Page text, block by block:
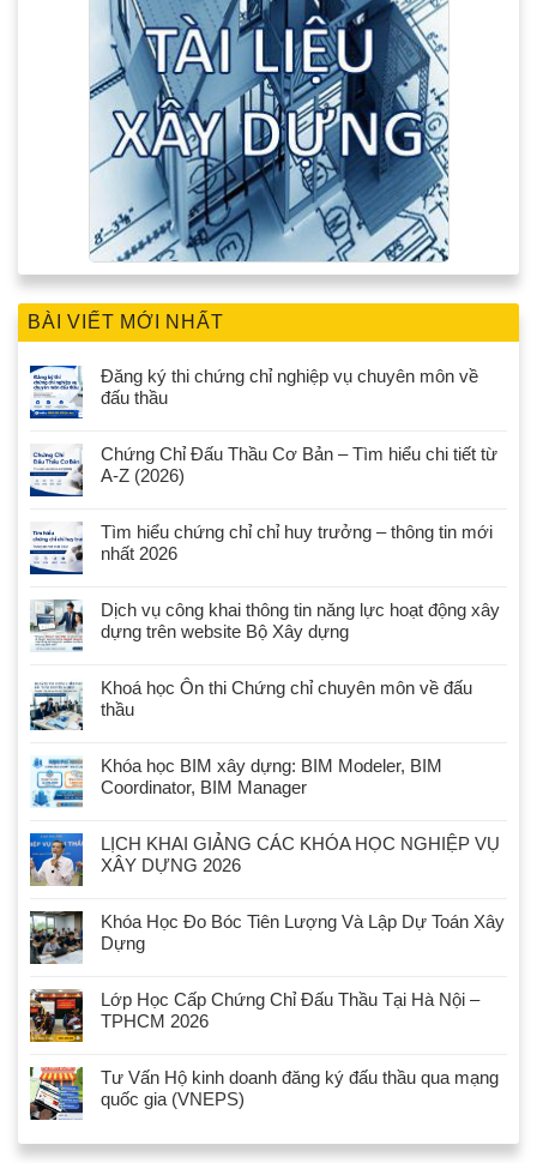
BÀI VIẾT MỚI NHẤT
Đăng ký thi chứng chỉ nghiệp vụ chuyên môn về
đấu thầu
Chứng Chỉ Đấu Thầu Cơ Bản – Tìm hiểu chi tiết từ
A-Z (2026)
Tìm hiểu chứng chỉ chỉ huy trưởng – thông tin mới
nhất 2026
Dịch vụ công khai thông tin năng lực hoạt động xây
dựng trên website Bộ Xây dựng
Khoá học Ôn thi Chứng chỉ chuyên môn về đấu
thầu
Khóa học BIM xây dựng: BIM Modeler, BIM
Coordinator, BIM Manager
LỊCH KHAI GIẢNG CÁC KHÓA HỌC NGHIỆP VỤ
XÂY DỰNG 2026
Khóa Học Đo Bóc Tiên Lượng Và Lập Dự Toán Xây
Dựng
Lớp Học Cấp Chứng Chỉ Đấu Thầu Tại Hà Nội –
TPHCM 2026
Tư Vấn Hộ kinh doanh đăng ký đấu thầu qua mạng
quốc gia (VNEPS)